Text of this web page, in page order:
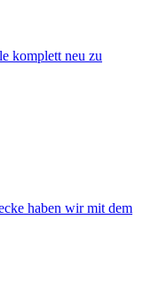
komplett neu zu
haben wir mit dem